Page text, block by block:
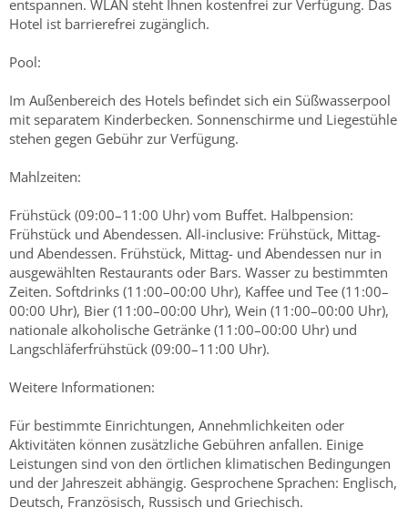
entspannen. WLAN steht Ihnen kostenfrei zur Verfügung. Das
Hotel ist barrierefrei zugänglich.
Pool:
Im Außenbereich des Hotels befindet sich ein Süßwasserpool
mit separatem Kinderbecken. Sonnenschirme und Liegestühle
stehen gegen Gebühr zur Verfügung.
Mahlzeiten:
Frühstück (09:00–11:00 Uhr) vom Buffet. Halbpension:
Frühstück und Abendessen. All-inclusive: Frühstück, Mittag-
und Abendessen. Frühstück, Mittag- und Abendessen nur in
ausgewählten Restaurants oder Bars. Wasser zu bestimmten
Zeiten. Softdrinks (11:00–00:00 Uhr), Kaffee und Tee (11:00–
00:00 Uhr), Bier (11:00–00:00 Uhr), Wein (11:00–00:00 Uhr),
nationale alkoholische Getränke (11:00–00:00 Uhr) und
Langschläferfrühstück (09:00–11:00 Uhr).
Weitere Informationen:
Für bestimmte Einrichtungen, Annehmlichkeiten oder
Aktivitäten können zusätzliche Gebühren anfallen. Einige
Leistungen sind von den örtlichen klimatischen Bedingungen
und der Jahreszeit abhängig. Gesprochene Sprachen: Englisch,
Deutsch, Französisch, Russisch und Griechisch.